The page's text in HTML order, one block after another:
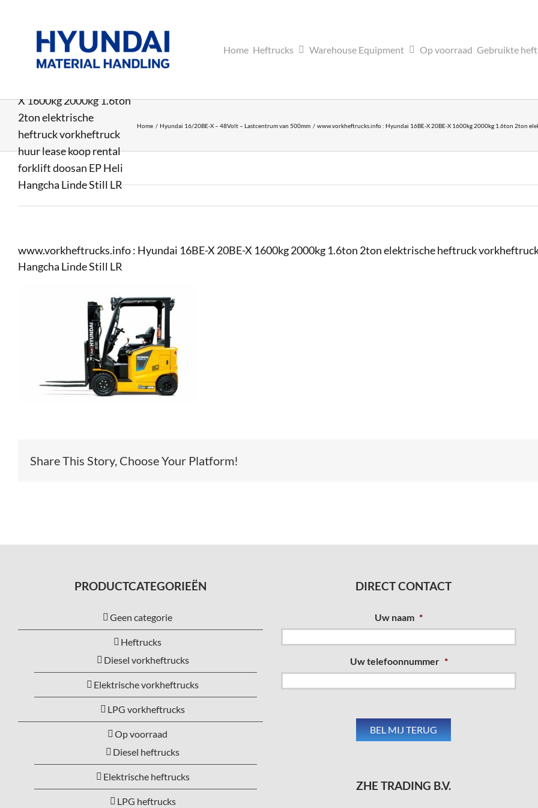
Home Heftrucks Warehouse Equipment Op voorraad Gebruikte
www.vorkheftrucks.info
X 1600kg 2000kg 1.6ton
2ton elektrische
heftruck vorkheftruck
huur lease koop rental
forklift doosan EP Heli
Hangcha Linde Still LR
Home Hyundai 16/20BE-X – 48Volt – Lastcentrum van 500mm www.vorkheftrucks.info : Hyundai 16BE-X 20BE-X 1600kg 2000kg 1.6ton 2ton
www.vorkheftrucks.info : Hyundai 16BE-X 20BE-X 1600kg 2000kg 1.6ton 2ton elektrische heftruck
Hangcha Linde Still LR
Share This Story, Choose Your Platform!
PRODUCTCATEGORIEËN
Geen categorie
Heftrucks
Diesel vorkheftrucks
Elektrische vorkheftrucks
LPG vorkheftrucks
Op voorraad
Diesel heftrucks
Elektrische heftrucks
LPG heftrucks
DIRECT CONTACT
Uw naam *
Uw telefoonnummer *
ZHE TRADING B.V.